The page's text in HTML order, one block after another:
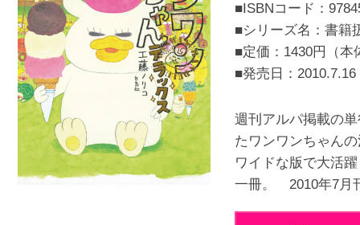
■ISBNコード：
■シリーズ名：書籍
■定価：1430円（本
■発売日： 2010.7.16
週刊アルパ掲載の
たワンワンちゃん
ワイドな版で大活
一冊。 2010年7月